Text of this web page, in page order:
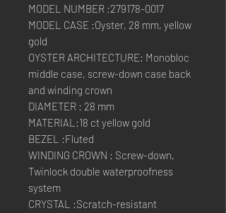
MODEL NUMBER :279178-0017
MODEL CASE :Oyster, 28 mm, yellow
gold
OYSTER ARCHITECTURE: Monobloc
middle case, screw-down case back
and winding crown
DIAMETER : 28 mm
MATERIAL:18 ct yellow gold
BEZEL :Fluted
WINDING CROWN : Screw-down,
Twinlock double waterproofness
system
CRYSTAL :Scratch-resistant